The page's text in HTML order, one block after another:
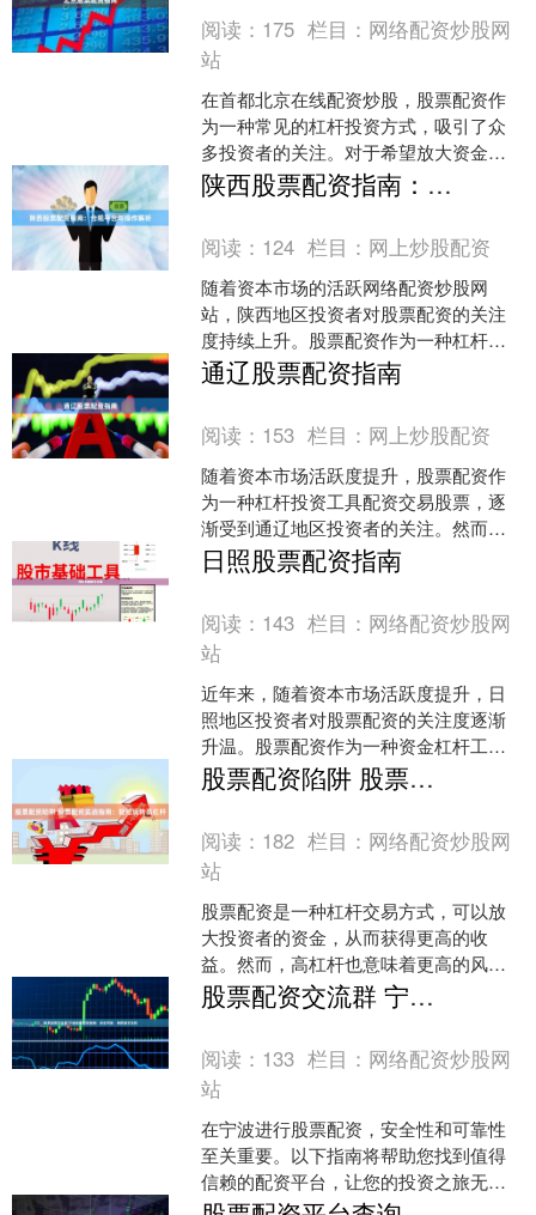
阅读： 175 栏目： 网络配资炒股网
站
在首都北京在线配资炒股，股票配资作
为一种常见的杠杆投资方式，吸引了众
多投资者的关注。对于希望放大资金使
用效率、把握市场机会的股民而言，合
理运用配资工具可能带来收....
陕西股票配资指南：合规平台与操作解析
阅读： 124 栏目： 网上炒股配资
随着资本市场的活跃网络配资炒股网
站，陕西地区投资者对股票配资的关注
度持续上升。股票配资作为一种杠杆投
资工具，能够放大收益，但也伴随着较
高风险。本文将为您解析陕西....
通辽股票配资指南
阅读： 153 栏目： 网上炒股配资
随着资本市场活跃度提升，股票配资作
为一种杠杆投资工具配资交易股票，逐
渐受到通辽地区投资者的关注。然而，
配资操作并非简单的“借钱炒股”，其中涉
及的法律边界、资金安....
日照股票配资指南
阅读： 143 栏目： 网络配资炒股网
站
近年来，随着资本市场活跃度提升，日
照地区投资者对股票配资的关注度逐渐
升温。股票配资作为一种资金杠杆工
具，能够放大投资收益，但同时也伴随
着较高风险。本文将从合规操....
股票配资陷阱 股票配资实战指南：轻松玩转高杠杆
阅读： 182 栏目： 网络配资炒股网
站
股票配资是一种杠杆交易方式，可以放
大投资者的资金，从而获得更高的收
益。然而，高杠杆也意味着更高的风
险，因此投资者在进行股票配资之前，
需要充分了解其原理和操作方法....
股票配资交流群 宁波股票配资指南：安全可靠，助您投资无忧
阅读： 133 栏目： 网络配资炒股网
站
在宁波进行股票配资，安全性和可靠性
至关重要。以下指南将帮助您找到值得
信赖的配资平台，让您的投资之旅无后
顾之忧： 此外，股票配资还可以撬动财